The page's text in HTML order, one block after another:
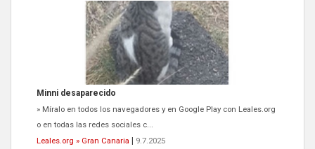
Minni desaparecido
» Míralo en todos los navegadores y en Google Play con Leales.org
o en todas las redes sociales c...
Leales.org » Gran Canaria
9.7.2025